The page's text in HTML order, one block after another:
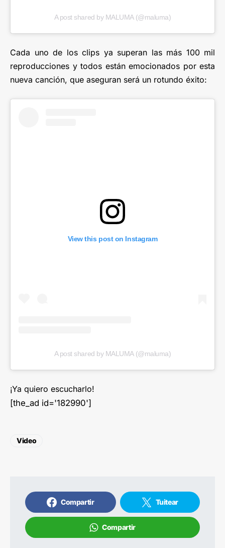
A post shared by MALUMA (@maluma)
Cada uno de los clips ya superan las más 100 mil
reproducciones y todos están emocionados por esta
nueva canción, que aseguran será un rotundo éxito:
View this post on Instagram
A post shared by MALUMA (@maluma)
¡Ya quiero escucharlo!
[the_ad id='182990']
Video
Compartir Tuitear
Compartir